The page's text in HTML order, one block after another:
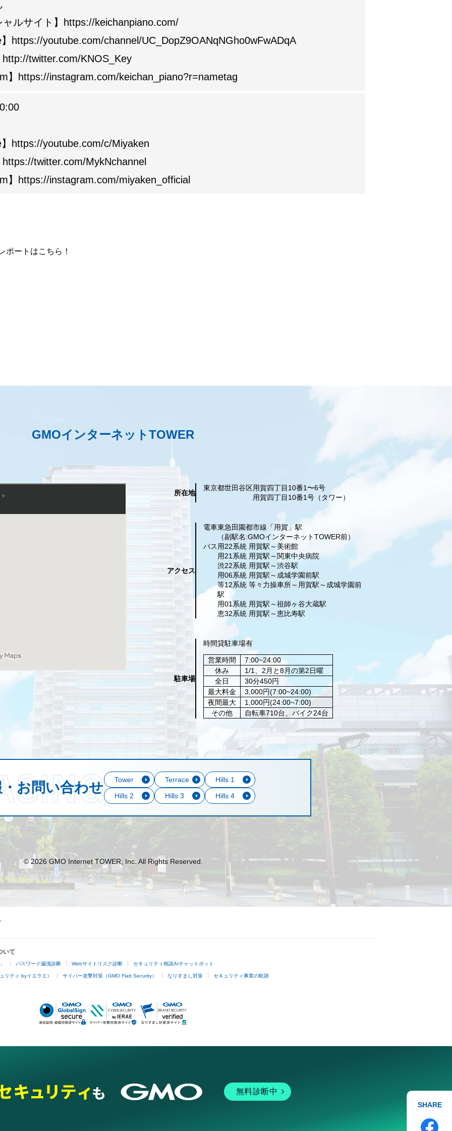
SHARE
ルサイト】
https://keichanpiano.com/
https://youtube.com/channel/UC_DopZ9OANqNGho0wFwADqA
http://twitter.com/KNOS_Key
】
https://instagram.com/keichan_piano?r=nametag
https://youtube.com/c/Miyaken
https://twitter.com/MykNchannel
】
https://instagram.com/miyaken_official
ポートはこちら！
GMOインターネットTOWER
所在地
東京都世田谷区用賀四丁目10番1〜6号
用賀四丁目10番1号（タワー）
アクセス
電車東急田園都市線「用賀」駅
（副駅名:GMOインターネットTOWER前）
バス 用22系統 用賀駅～美術館
用21系統 用賀駅～関東中央病院
渋22系統 用賀駅～渋谷駅
用06系統 用賀駅～成城学園前駅
等12系統 等々力操車所～用賀駅～成城学園前
駅
用01系統 用賀駅～祖師ヶ谷大蔵駅
恵32系統 用賀駅～恵比寿駅
駐車場
時間貸駐車場有
営業時間
7:00~24:00
休み
1/1、2月と8月の第2日曜
全日
30分450円
最大料金
3,000円(7:00~24:00)
夜間最大
1,000円(24:00~7:00)
その他
自転車710台、バイク24台
お問い合わせ Tower Terrace
Hills 1
Hills 2
Hills 3 Hills 4
© 2026 GMO Internet TOWER, Inc. All Rights Reserved.
いて
パスワード漏洩診断 Webサイトリスク診断 セキュリティ相談AIチャットボット
リティ byイエラエ） サイバー攻撃対策（GMO Flatt Security） なりすまし対策 セキュリティ事業の軌跡
無料診断中